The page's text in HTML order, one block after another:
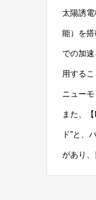
太陽誘
能）を
での加
用する
ニューモ
また、
ド”と、
があり